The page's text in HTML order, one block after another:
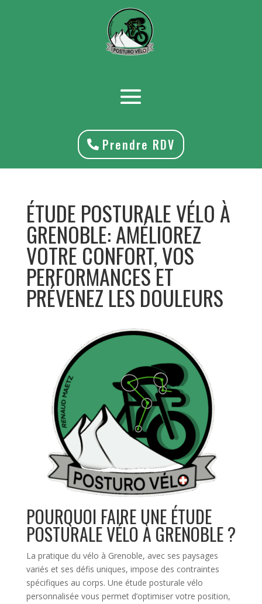
Prendre RDV
ÉTUDE POSTURALE VÉLO À
GRENOBLE: AMÉLIOREZ
VOTRE CONFORT, VOS
PERFORMANCES ET
PRÉVENEZ LES DOULEURS
POURQUOI FAIRE UNE ÉTUDE
POSTURALE VÉLO À GRENOBLE ?
La pratique du vélo à Grenoble, avec ses paysages
variés et ses défis uniques, impose des contraintes
spécifiques au corps. Une étude posturale vélo
personnalisée vous permet d’optimiser votre position,